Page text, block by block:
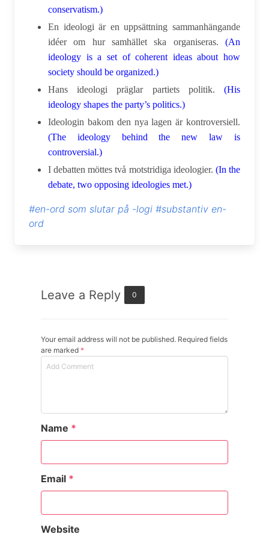
conservatism.)
En ideologi är en uppsättning sammanhängande
idéer om hur samhället ska organiseras. (An
ideology is a set of coherent ideas about how
society should be organized.)
Hans ideologi präglar partiets politik. (His
ideology shapes the party’s politics.)
Ideologin bakom den nya lagen är kontroversiell.
(The ideology behind the new law is
controversial.)
I debatten möttes två motstridiga ideologier. (In the
debate, two opposing ideologies met.)
#en-ord som slutar på -logi #substantiv en-
ord
Leave a Reply 0
Your email address will not be published. Required fields
are marked *
Name *
Email *
Website